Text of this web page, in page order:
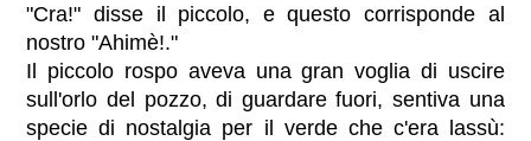
"Cra!" disse il piccolo, e questo corrisponde al
nostro "Ahimè!."
Il piccolo rospo aveva una gran voglia di uscire
sull'orlo del pozzo, di guardare fuori, sentiva una
specie di nostalgia per il verde che c'era lassù: